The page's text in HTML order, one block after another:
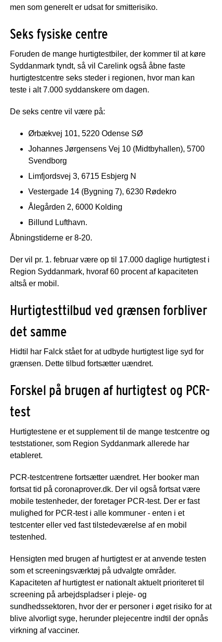
men som generelt er udsat for smitterisiko.
Seks fysiske centre
Foruden de mange hurtigtestbiler, der kommer til at køre
Syddanmark tyndt, så vil Carelink også åbne faste
hurtigtestcentre seks steder i regionen, hvor man kan
teste i alt 7.000 syddanskere om dagen.
De seks centre vil være på:
Ørbækvej 101, 5220 Odense SØ
Johannes Jørgensens Vej 10 (Midtbyhallen), 5700
Svendborg
Limfjordsvej 3, 6715 Esbjerg N
Vestergade 14 (Bygning 7), 6230 Rødekro
Ålegården 2, 6000 Kolding
Billund Lufthavn.
Åbningstiderne er 8-20.
Der vil pr. 1. februar være op til 17.000 daglige hurtigtest i
Region Syddanmark, hvoraf 60 procent af kapaciteten
altså er mobil.
Hurtigtesttilbud ved grænsen forbliver
det samme
Hidtil har Falck stået for at udbyde hurtigtest lige syd for
grænsen. Dette tilbud fortsætter uændret.
Forskel på brugen af hurtigtest og PCR-
test
Hurtigtestene er et supplement til de mange testcentre og
teststationer, som Region Syddanmark allerede har
etableret.
PCR-testcentrene fortsætter uændret. Her booker man
fortsat tid på coronaprover.dk. Der vil også fortsat være
mobile testenheder, der foretager PCR-test. Der er fast
mulighed for PCR-test i alle kommuner - enten i et
testcenter eller ved fast tilstedeværelse af en mobil
testenhed.
Hensigten med brugen af hurtigtest er at anvende testen
som et screeningsværktøj på udvalgte områder.
Kapaciteten af hurtigtest er nationalt aktuelt prioriteret til
screening på arbejdspladser i pleje- og
sundhedssektoren, hvor der er personer i øget risiko for at
blive alvorligt syge, herunder plejecentre indtil der opnås
virkning af vacciner.